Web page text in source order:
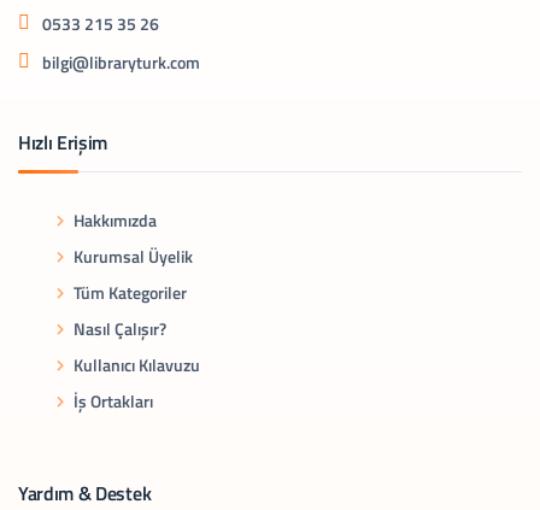
0533 215 35 26
bilgi@libraryturk.com
Hızlı Erişim
Hakkımızda
Kurumsal Üyelik
Tüm Kategoriler
Nasıl Çalışır?
Kullanıcı Kılavuzu
İş Ortakları
Yardım & Destek